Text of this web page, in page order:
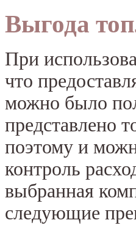
Выгода
При
что
можно было
представлено
поэтому и
контроль
выбранная
следующие